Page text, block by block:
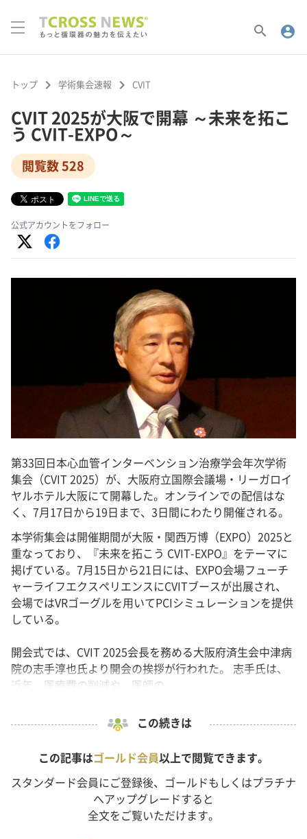
search account_circle
トップ keyboard_arrow_right 学術集会速報 keyboard_arrow_right CVIT
CVIT 2025が大阪で開幕 ～未来を拓こ
う CVIT-EXPO～
閲覧数 528
公式アカウントをフォロー
第33回日本心血管インターベンション治療学会年次学術
集会（CVIT 2025）が、大阪府立国際会議場・リーガロイ
ヤルホテル大阪にて開幕した。オンラインでの配信はな
く、7月17日から19日まで、3日間にわたり開催される。
本学術集会は開催期間が大阪・関西万博（EXPO）2025と
重なっており、『未来を拓こう CVIT-EXPO』をテーマに
掲げている。7月15日から21日には、EXPO会場フューチ
ャーライフエクスペリエンスにCVITブースが出展され、
会場ではVRゴーグルを用いてPCIシミュレーションを提供
している。
開会式では、CVIT 2025会長を務める大阪府済生会中津病
院の志手淳也氏より開会の挨拶が行われた。 志手氏は、
近年、医療費の削減や、医師の...
この続きは
この記事はゴールド会員以上で閲覧できます。
スタンダード会員にご登録後、ゴールドもしくはプラチナ
へアップグレードすると
全文をご覧いただけます。